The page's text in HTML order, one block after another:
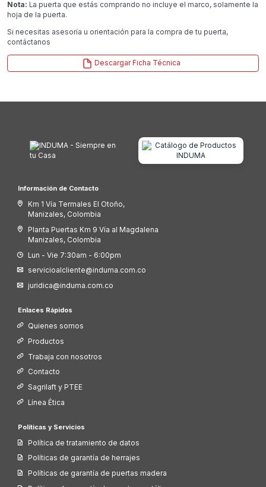
Nota: La puerta que estás comprando no incluye el marco, solamente la
hoja de la puerta.
Si necesitas asesoría u orientación para la compra de tu puerta,
contáctanos
Descargar Ficha Técnica
Información de Contacto
Km 1 Vía Termales El Otoño,
Manizales, Colombia
Planta Puertas Km 9 Vía al Magdalena
Manizales, Colombia
Lun - Vie 7:30am - 6:00pm
servicioalcliente@induma.com.co
juridica@induma.com.co
Enlaces Rápidos
Quienes somos
Productos
Trabaja con nosotros
Contacto
Sagrilaft y PTEE
Línea Ética
Políticas y Servicios
Política de tratamiento de datos
Políticas de garantía de herrajes
Políticas de garantía de puertas madera